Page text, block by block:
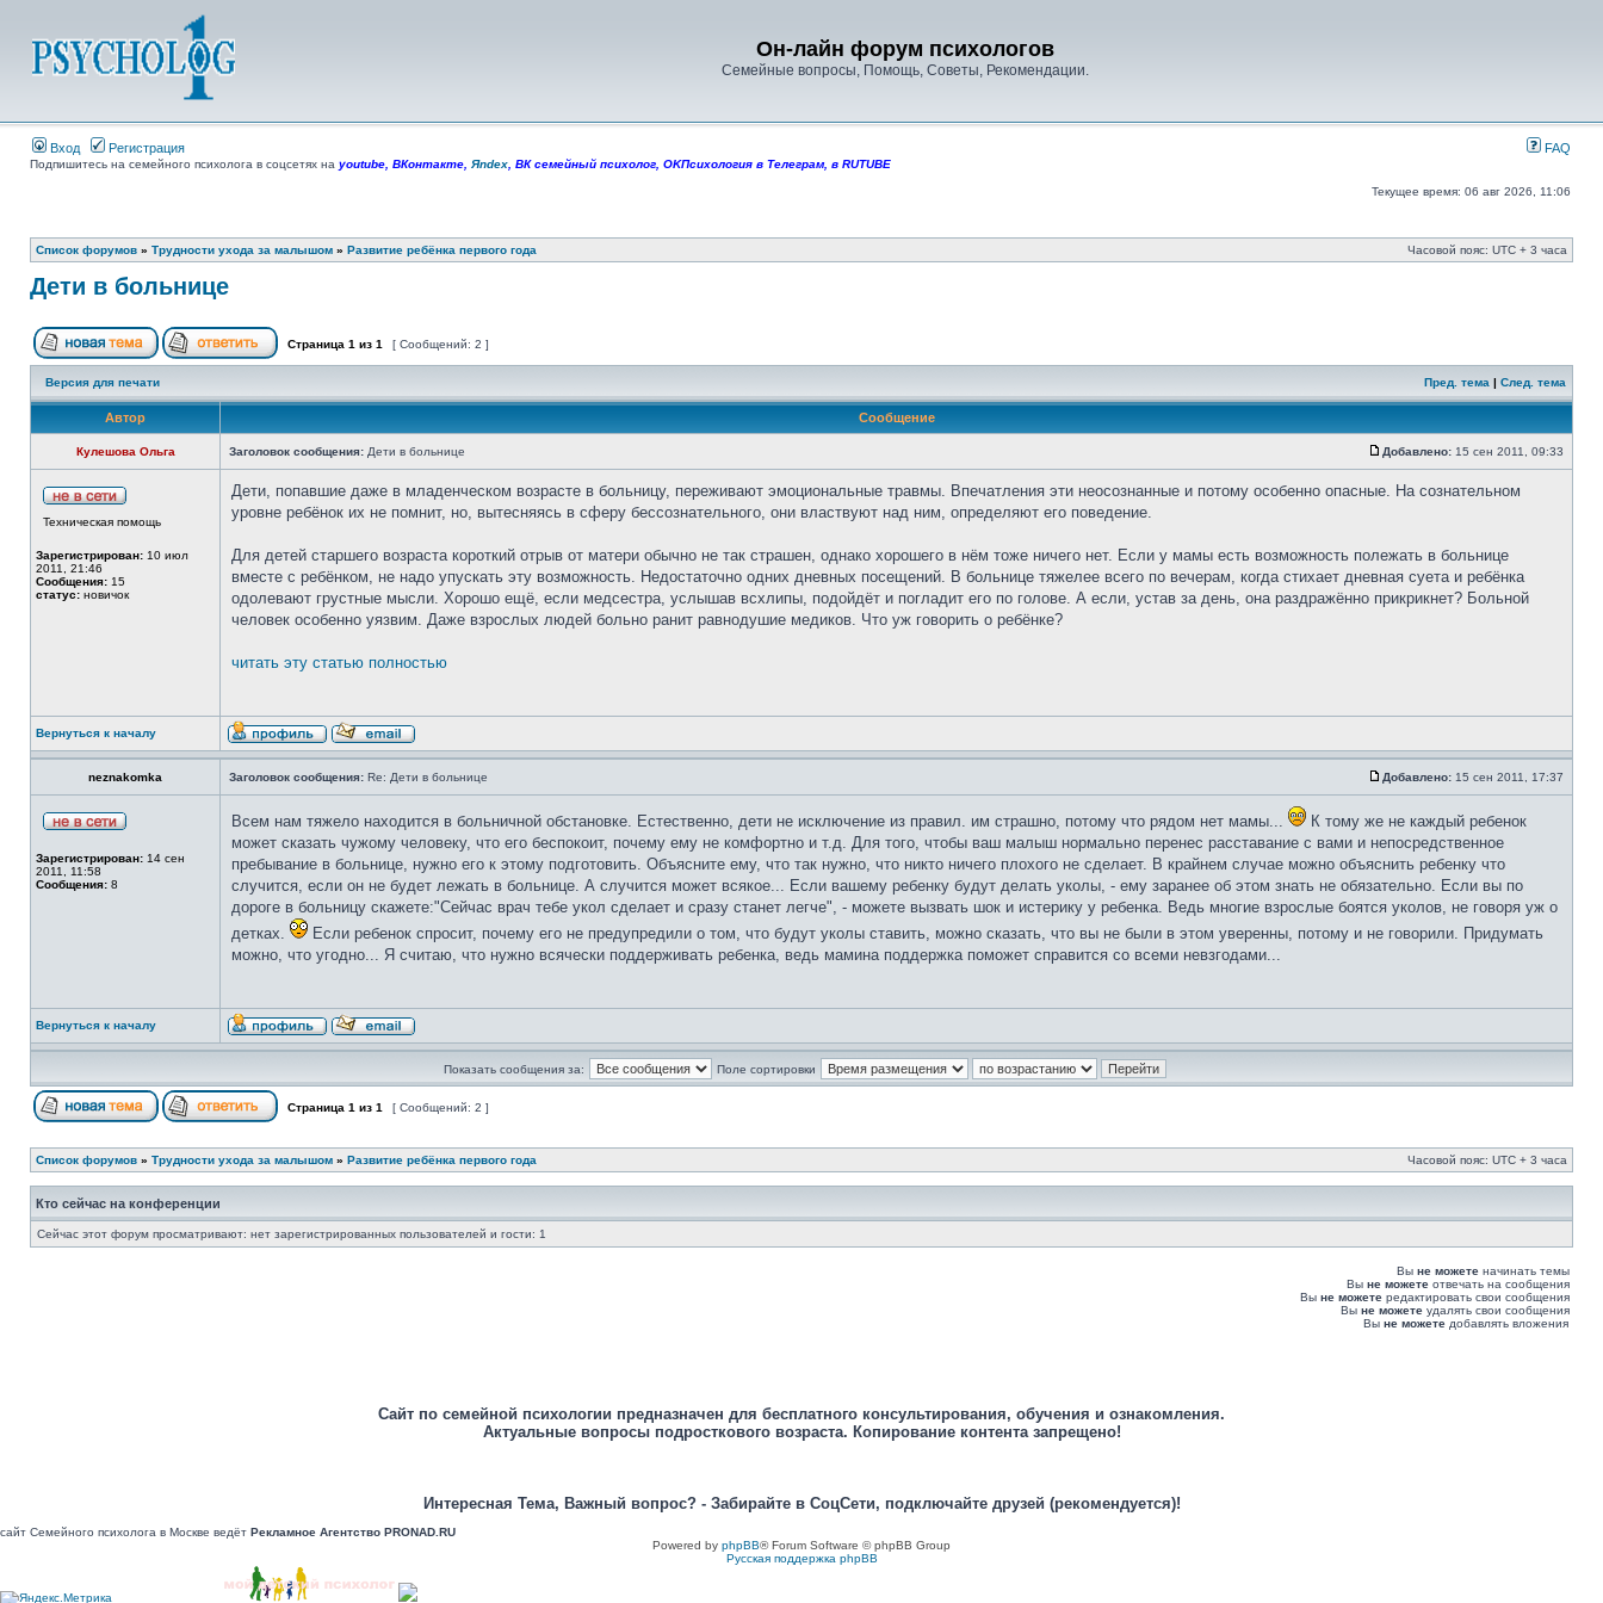
Он-лайн форум психологов
Семейные вопросы, Помощь, Советы, Рекомендации.
Вход Регистрация FAQ
Подпишитесь на семейного психолога в соцсетях на youtube ВКонтакте Яndex ВК семейный психолог OKПсихология в Телеграм, в RUTUBE
Текущее время: 06 авг 2026, 11:06
Список форумов » Трудности ухода за малышом » Развитие ребёнка первого года Часовой пояс: UTC + 3 часа
Дети в больнице
Страница 1 из 1 [ Сообщений: 2 ]
Версия для печати Пред. тема | След. тема
Автор Сообщение
Кулешова Ольга Заголовок сообщения: Дети в больнице Добавлено: 15 сен 2011, 09:33
Техническая помощь
Зарегистрирован: 10 июл
2011, 21:46
Сообщения: 15
статус: новичок
Дети, попавшие даже в младенческом возрасте в больницу, переживают эмоциональные травмы. Впечатления эти неосознанные и потому особенно опасные. На сознательном
уровне ребёнок их не помнит, но, вытесняясь в сферу бессознательного, они властвуют над ним, определяют его поведение.
Для детей старшего возраста короткий отрыв от матери обычно не так страшен, однако хорошего в нём тоже ничего нет. Если у мамы есть возможность полежать в больнице
вместе с ребёнком, не надо упускать эту возможность. Недостаточно одних дневных посещений. В больнице тяжелее всего по вечерам, когда стихает дневная суета и ребёнка
одолевают грустные мысли. Хорошо ещё, если медсестра, услышав всхлипы, подойдёт и погладит его по голове. А если, устав за день, она раздражённо прикрикнет? Больной
человек особенно уязвим. Даже взрослых людей больно ранит равнодушие медиков. Что уж говорить о ребёнке?
читать эту статью полностью
Вернуться к началу
neznakomka Заголовок сообщения: Re: Дети в больнице Добавлено: 15 сен 2011, 17:37
Зарегистрирован: 14 сен
2011, 11:58
Сообщения: 8
Всем нам тяжело находится в больничной обстановке. Естественно, дети не исключение из правил. им страшно, потому что рядом нет мамы...
К тому же не каждый ребенок
может сказать чужому человеку, что его беспокоит, почему ему не комфортно и т.д. Для того, чтобы ваш малыш нормально перенес расставание с вами и непосредственное
пребывание в больнице, нужно его к этому подготовить. Объясните ему, что так нужно, что никто ничего плохого не сделает. В крайнем случае можно объяснить ребенку что
случится, если он не будет лежать в больнице. А случится может всякое... Если вашему ребенку будут делать уколы, - ему заранее об этом знать не обязательно. Если вы по
дороге в больницу скажете:"Сейчас врач тебе укол сделает и сразу станет легче", - можете вызвать шок и истерику у ребенка. Ведь многие взрослые боятся уколов, не говоря уж о
детках.
Если ребенок спросит, почему его не предупредили о том, что будут уколы ставить, можно сказать, что вы не были в этом уверенны, потому и не говорили. Придумать
можно, что угодно... Я считаю, что нужно всячески поддерживать ребенка, ведь мамина поддержка поможет справится со всеми невзгодами...
Вернуться к началу
Показать сообщения за: Поле сортировки
Страница 1 из 1 [ Сообщений: 2 ]
Список форумов » Трудности ухода за малышом » Развитие ребёнка первого года Часовой пояс: UTC + 3 часа
Кто сейчас на конференции
Сейчас этот форум просматривают: нет зарегистрированных пользователей и гости: 1
Вы не можете начинать темы
Вы не можете отвечать на сообщения
Вы не можете редактировать свои сообщения
Вы не можете удалять свои сообщения
Вы не можете добавлять вложения
Сайт по семейной психологии предназначен для бесплатного консультирования, обучения и ознакомления.
Актуальные вопросы подросткового возраста. Копирование контента запрещено!
Интересная Тема, Важный вопрос? - Забирайте в СоцСети, подключайте друзей (рекомендуется)!
сайт Семейного психолога в Москве ведёт Рекламное Агентство PRONAD.RU
Powered by phpBB® Forum Software © phpBB Group
Русская поддержка phpBB